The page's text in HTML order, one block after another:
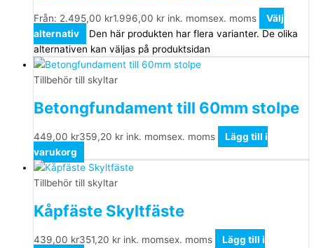
Från: 2.495,00 kr1.996,00 kr ink. momsex. moms
Välj
alternativ
Den här produkten har flera varianter. De olika
alternativen kan väljas på produktsidan
Tillbehör till skyltar
Betongfundament till 60mm stolpe
449,00 kr359,20 kr ink. momsex. moms
Lägg till i
varukorg
Tillbehör till skyltar
Kåpfäste Skyltfäste
439,00 kr351,20 kr ink. momsex. moms
Lägg till i